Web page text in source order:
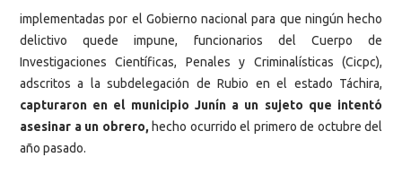
implementadas por el Gobierno nacional para que ningún hecho
delictivo quede impune, funcionarios del Cuerpo de
Investigaciones Científicas, Penales y Criminalísticas (Cicpc),
adscritos a la subdelegación de Rubio en el estado Táchira,
capturaron en el municipio Junín a un sujeto que intentó
asesinar a un obrero, hecho ocurrido el primero de octubre del
año pasado.